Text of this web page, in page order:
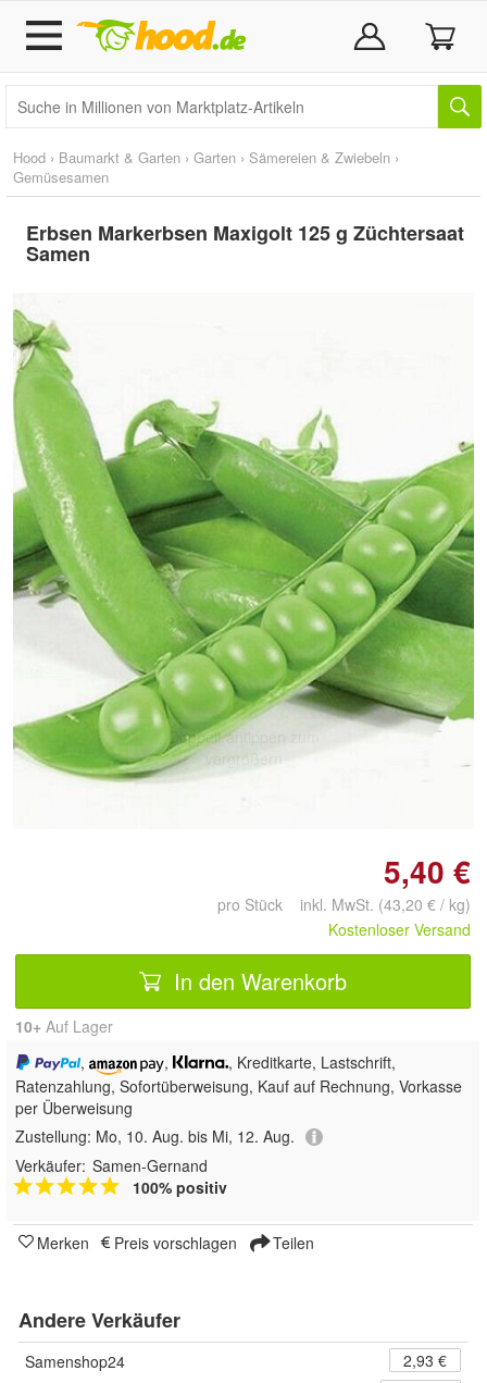
Hood › Baumarkt & Garten › Garten › Sämereien & Zwiebeln ›
Gemüsesamen
Erbsen Markerbsen Maxigolt 125 g Züchtersaat
Samen
Doppelt antippen zum
vergrößern
5,40 €
pro Stück inkl. MwSt. (43,20 € / kg)
Kostenloser Versand
In den Warenkorb
10+ Auf Lager
,
,
, Kreditkarte, Lastschrift,
Ratenzahlung, Sofortüberweisung, Kauf auf Rechnung, Vorkasse
per Überweisung
Zustellung: Mo, 10. Aug. bis Mi, 12. Aug.
Verkäufer: Samen-Gernand
100% positiv
Merken Preis vorschlagen Teilen
Andere Verkäufer
Samenshop24
2,93 €